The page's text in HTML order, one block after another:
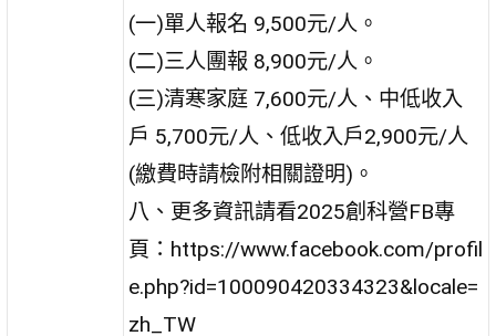
(一)單人報名 9,500元/人。
(二)三人團報 8,900元/人。
(三)清寒家庭 7,600元/人、中低收入
戶 5,700元/人、低收入戶2,900元/人
(繳費時請檢附相關證明)。
八、更多資訊請看2025創科營FB專
頁：https://www.facebook.com/profil
e.php?id=100090420334323&locale=
zh_TW